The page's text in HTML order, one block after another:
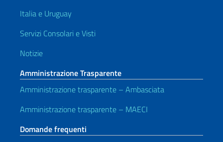
Italia e Uruguay
Servizi Consolari e Visti
Notizie
Amministrazione Trasparente
Amministrazione trasparente – Ambasciata
Amministrazione trasparente – MAECI
Domande frequenti